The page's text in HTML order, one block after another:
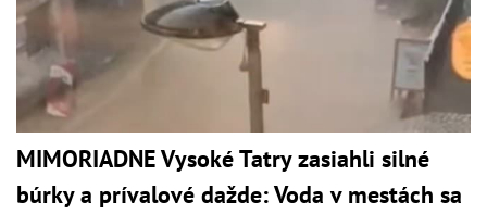
MIMORIADNE Vysoké Tatry zasiahli silné
búrky a prívalové dažde: Voda v mestách sa